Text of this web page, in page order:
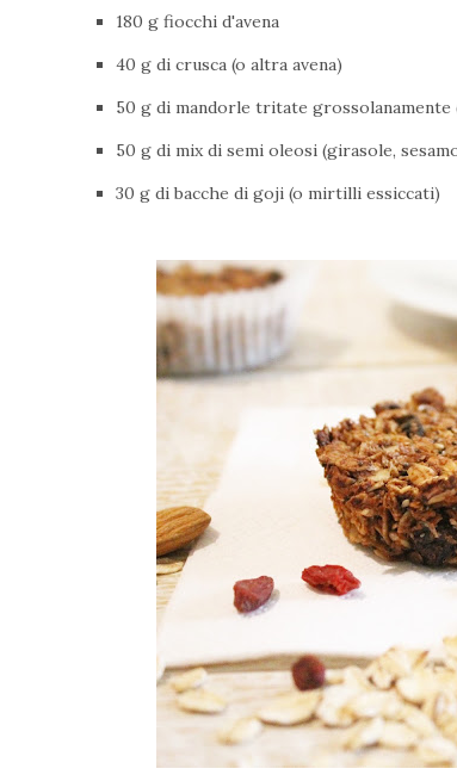
180 g fiocchi d'avena
40 g di crusca (o altra avena)
50 g di mandorle tritate grossolanamente
50 g di mix di semi oleosi (girasole,
30 g di bacche di goji (o mirtilli essiccati)